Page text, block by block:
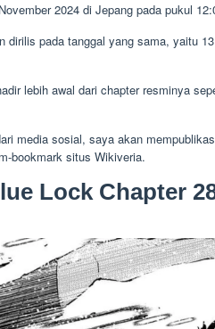
2024 di Jepang pada pukul
dirilis pada tanggal yang sama, yaitu
lebih awal dari chapter resminya
media sosial, saya akan
bookmark situs Wikiveria.
Lock Chapter